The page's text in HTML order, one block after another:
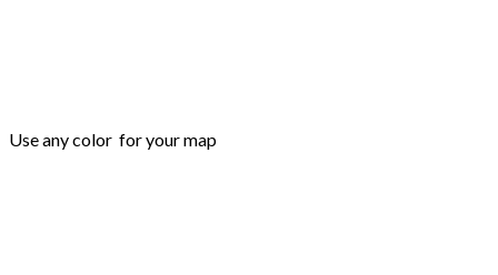
Use any color for your map